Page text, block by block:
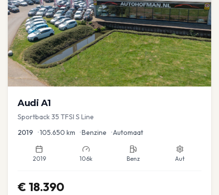
Audi A1
Sportback 35 TFSI S Line
2019 •105.650 km •Benzine •Automaat
2019 106k Benz Aut
€ 18.390